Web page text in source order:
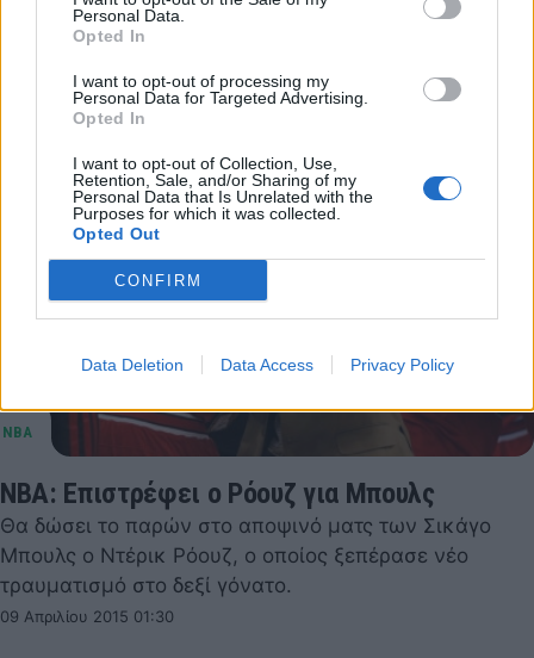
Personal Data.
Opted In
I want to opt-out of processing my
Personal Data for Targeted Advertising.
Opted In
I want to opt-out of Collection, Use,
Retention, Sale, and/or Sharing of my
Personal Data that Is Unrelated with the
Purposes for which it was collected.
Opted Out
CONFIRM
Data Deletion Data Access Privacy Policy
Μάβερικς, Μαρκ Κιούμπαν.
11 Απριλίου 2015 03:34
NBA: Επιστρέφει ο Ρόουζ για Μπουλς
Θα δώσει το παρών στο αποψινό ματς των Σικάγο
Μπουλς ο Ντέρικ Ρόουζ, ο οποίος ξεπέρασε νέο
τραυματισμό στο δεξί γόνατο.
09 Απριλίου 2015 01:30